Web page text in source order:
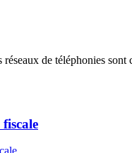
de téléphonies